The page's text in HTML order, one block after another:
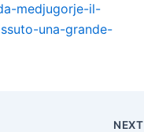
medjugorje-il-
una-grande-
NEXT